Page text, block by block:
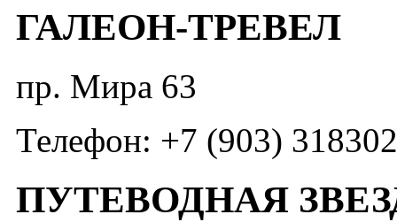
ГАЛЕОН-ТРЕВЕЛ
пр. Мира 63
Телефон: +7 (903)
ПУТЕВОДНАЯ